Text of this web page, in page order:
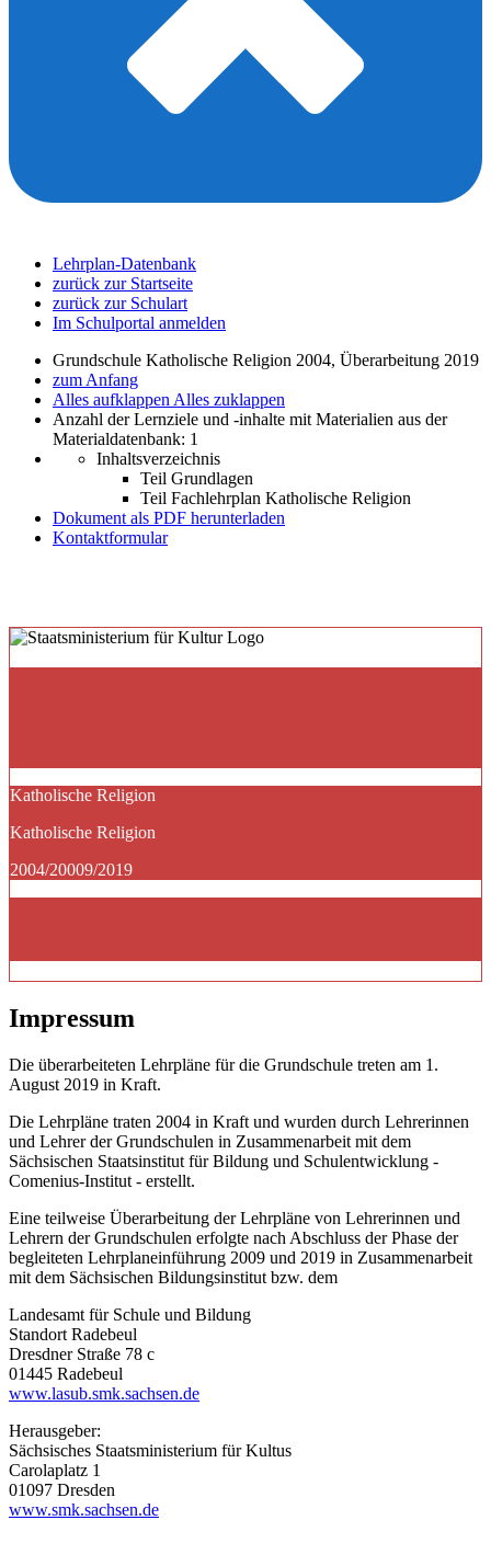
Lehrplan-Datenbank
zurück zur Startseite
zurück zur Schulart
Im Schulportal anmelden
Grundschule Katholische Religion 2004, Überarbeitung 2019
zum Anfang
Alles aufklappen Alles zuklappen
Anzahl der Lernziele und -inhalte mit Materialien aus der
Materialdatenbank: 1
Inhaltsverzeichnis
Teil Grundlagen
Teil Fachlehrplan Katholische Religion
Dokument als PDF herunterladen
Kontaktformular
Katholische Religion
Katholische Religion
2004/20009/2019
Impressum
Die überarbeiteten Lehrpläne für die Grundschule treten am 1.
August 2019 in Kraft.
Die Lehrpläne traten 2004 in Kraft und wurden durch Lehrerinnen
und Lehrer der Grundschulen in Zusammenarbeit mit dem
Sächsischen Staatsinstitut für Bildung und Schulentwicklung -
Comenius-Institut - erstellt.
Eine teilweise Überarbeitung der Lehrpläne von Lehrerinnen und
Lehrern der Grundschulen erfolgte nach Abschluss der Phase der
begleiteten Lehrplaneinführung 2009 und 2019 in Zusammenarbeit
mit dem Sächsischen Bildungsinstitut bzw. dem
Landesamt für Schule und Bildung
Standort Radebeul
Dresdner Straße 78 c
01445 Radebeul
www.lasub.smk.sachsen.de
Herausgeber:
Sächsisches Staatsministerium für Kultus
Carolaplatz 1
01097 Dresden
www.smk.sachsen.de